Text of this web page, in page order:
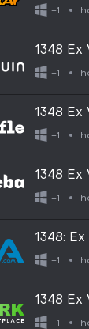
+1
1348
+1
1348
+1
1348 Ex
+1
1348:
+1
1348 Ex
+1